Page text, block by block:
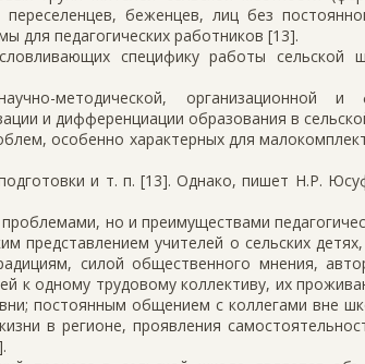
беженцев, лиц без
для педагогических работников [13].
специфику работы сельской
методической, организационной
и дифференциации образования в
особенно характерных для
и т. п. [13]. Однако, пишет Н.Р.
но и преимуществами
представлением учителей о сельских
силой общественного мнения,
к одному трудовому коллективу, их
постоянным общением с коллегами вне
в регионе, проявления